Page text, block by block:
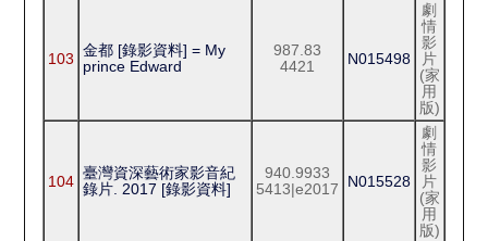
103 金都 [錄影資料] = My
prince Edward
987.83
4421
N015498
劇
情
影
片
(家
用
版)
104 臺灣資深藝術家影音紀
錄片. 2017 [錄影資料]
940.9933
5413|e2017
N015528
劇
情
影
片
(家
用
版)